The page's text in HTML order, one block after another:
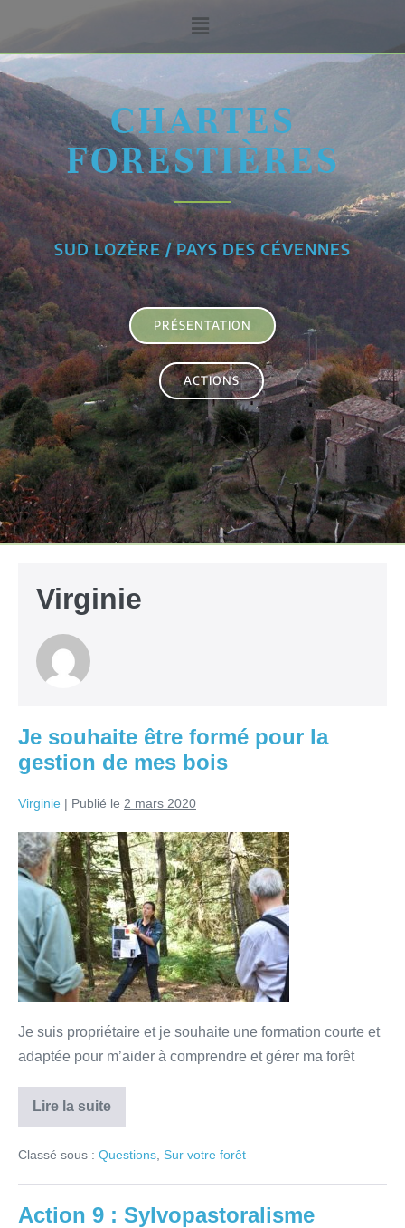
CHARTES
FORESTIÈRES
SUD LOZÈRE / PAYS DES CÉVENNES
PRÉSENTATION
ACTIONS
Virginie
Je souhaite être formé pour la
gestion de mes bois
Virginie | Publié le 2 mars 2020
Je suis propriétaire et je souhaite une formation courte et
adaptée pour m’aider à comprendre et gérer ma forêt
Lire la suite
Classé sous : Questions Sur votre forêt
Action 9 : Sylvopastoralisme